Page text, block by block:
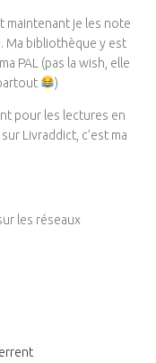
maintenant je les note
Ma bibliothèque y est
PAL (pas la wish, elle
)
pour les lectures en
Livraddict, c’est ma
les réseaux